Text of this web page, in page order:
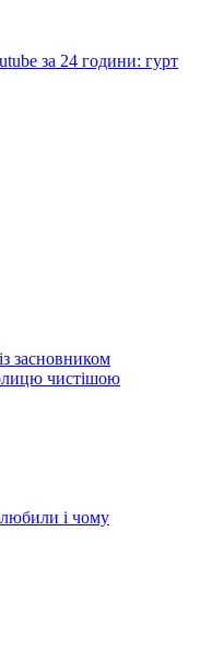
за 24 години: гурт
засновником
чистішою
і чому